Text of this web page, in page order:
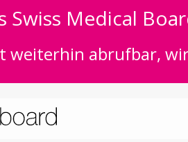
Swiss Medical
weiterhin abrufbar,